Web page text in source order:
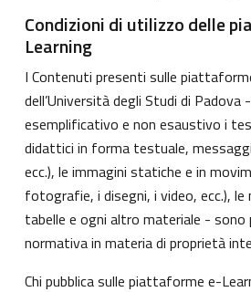
Condizioni di utilizzo delle
Learning
I Contenuti presenti sulle
dell’Università degli Studi di
esemplificativo e non esaustivo i
didattici in forma testuale,
ecc.), le immagini statiche e in
fotografie, i disegni, i video, ecc.), le
tabelle e ogni altro materiale -
normativa in materia di proprietà
Chi pubblica sulle piattaforme e-